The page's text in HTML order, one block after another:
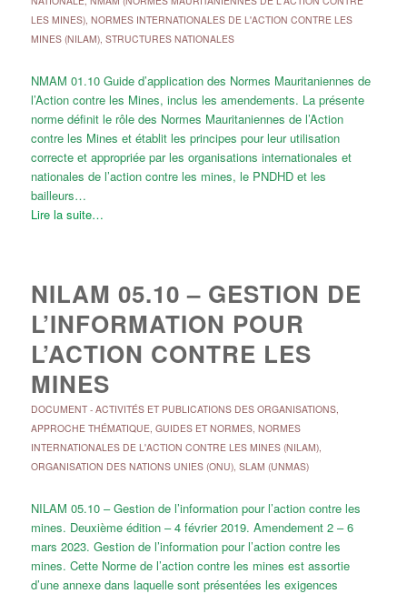
LES MINES), NORMES INTERNATIONALES DE L'ACTION CONTRE LES
MINES (NILAM), STRUCTURES NATIONALES
NMAM 01.10 Guide d’application des Normes Mauritaniennes de
l’Action contre les Mines, inclus les amendements. La présente
norme définit le rôle des Normes Mauritaniennes de l’Action
contre les Mines et établit les principes pour leur utilisation
correcte et appropriée par les organisations internationales et
nationales de l’action contre les mines, le PNDHD et les
bailleurs…
Lire la suite…
NILAM 05.10 – GESTION DE
L’INFORMATION POUR
L’ACTION CONTRE LES
MINES
DOCUMENT- ACTIVITÉS ET PUBLICATIONS DES ORGANISATIONS,
APPROCHE THÉMATIQUE, GUIDES ET NORMES, NORMES
INTERNATIONALES DE L'ACTION CONTRE LES MINES (NILAM),
ORGANISATION DES NATIONS UNIES (ONU), SLAM (UNMAS)
NILAM 05.10 – Gestion de l’information pour l’action contre les
mines. Deuxième édition – 4 février 2019. Amendement 2 – 6
mars 2023. Gestion de l’information pour l’action contre les
mines. Cette Norme de l’action contre les mines est assortie
d’une annexe dans laquelle sont présentées les exigences